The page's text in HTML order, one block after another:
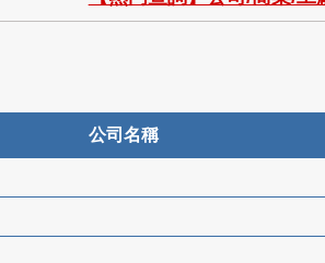
索
公司名稱